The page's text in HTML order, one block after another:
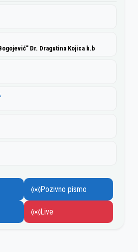
Dr. Dragutina Kojica b.b
Pozivno pismo
Live